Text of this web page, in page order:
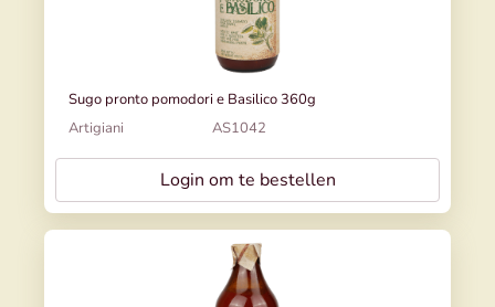
Sugo pronto pomodori e Basilico 360g
Artigiani
AS1042
Login om te bestellen